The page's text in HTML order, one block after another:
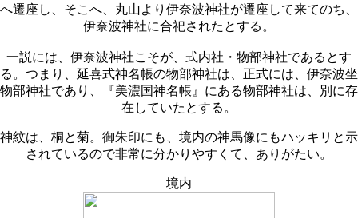
へ遷座し、そこへ、丸山より伊奈波神社が遷座して来てのち、
伊奈波神社に合祀されたとする。
一説には、伊奈波神社こそが、式内社・物部神社であるとす
る。つまり、延喜式神名帳の物部神社は、正式には、伊奈波坐
物部神社であり、『美濃国神名帳』にある物部神社は、別に存
在していたとする。
神紋は、桐と菊。御朱印にも、境内の神馬像にもハッキリと示
されているので非常に分かりやすくて、ありがたい。
境内